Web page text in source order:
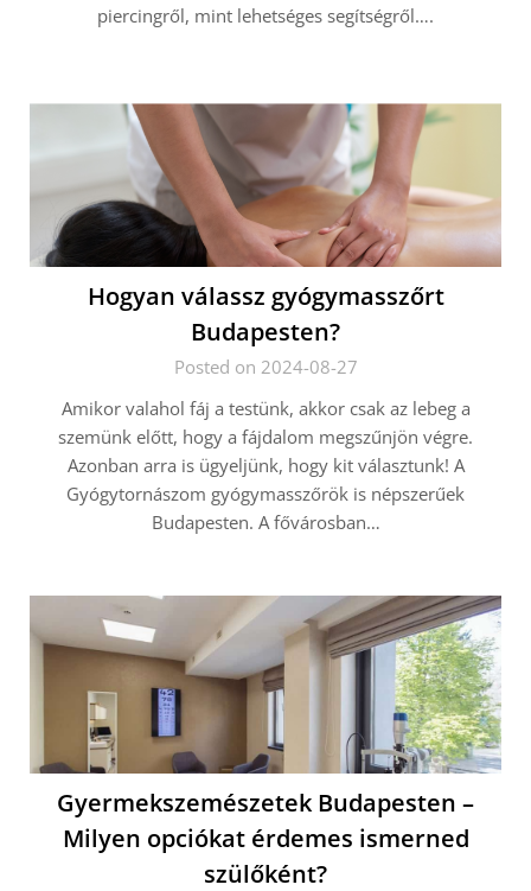
piercingről, mint lehetséges segítségről….
Hogyan válassz gyógymasszőrt
Budapesten?
Posted on 2024-08-27
Amikor valahol fáj a testünk, akkor csak az lebeg a
szemünk előtt, hogy a fájdalom megszűnjön végre.
Azonban arra is ügyeljünk, hogy kit választunk! A
Gyógytornászom gyógymasszőrök is népszerűek
Budapesten. A fővárosban…
Gyermekszemészetek Budapesten –
Milyen opciókat érdemes ismerned
szülőként?